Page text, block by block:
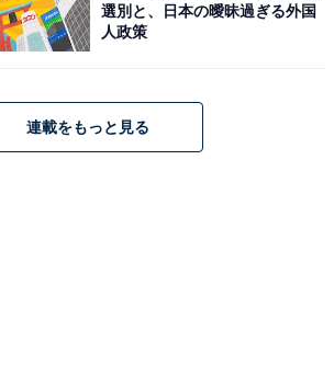
地頭の違いで勉強のフォローはど
選別と、日本の曖昧過ぎる外国
人政策
連載をもっと見る